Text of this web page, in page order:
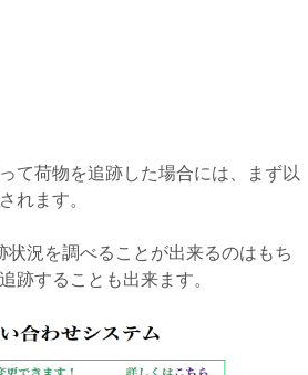
て荷物を追跡した場合には、まず以
れます。
況を調べることが出来るのはもち
跡することも出来ます。